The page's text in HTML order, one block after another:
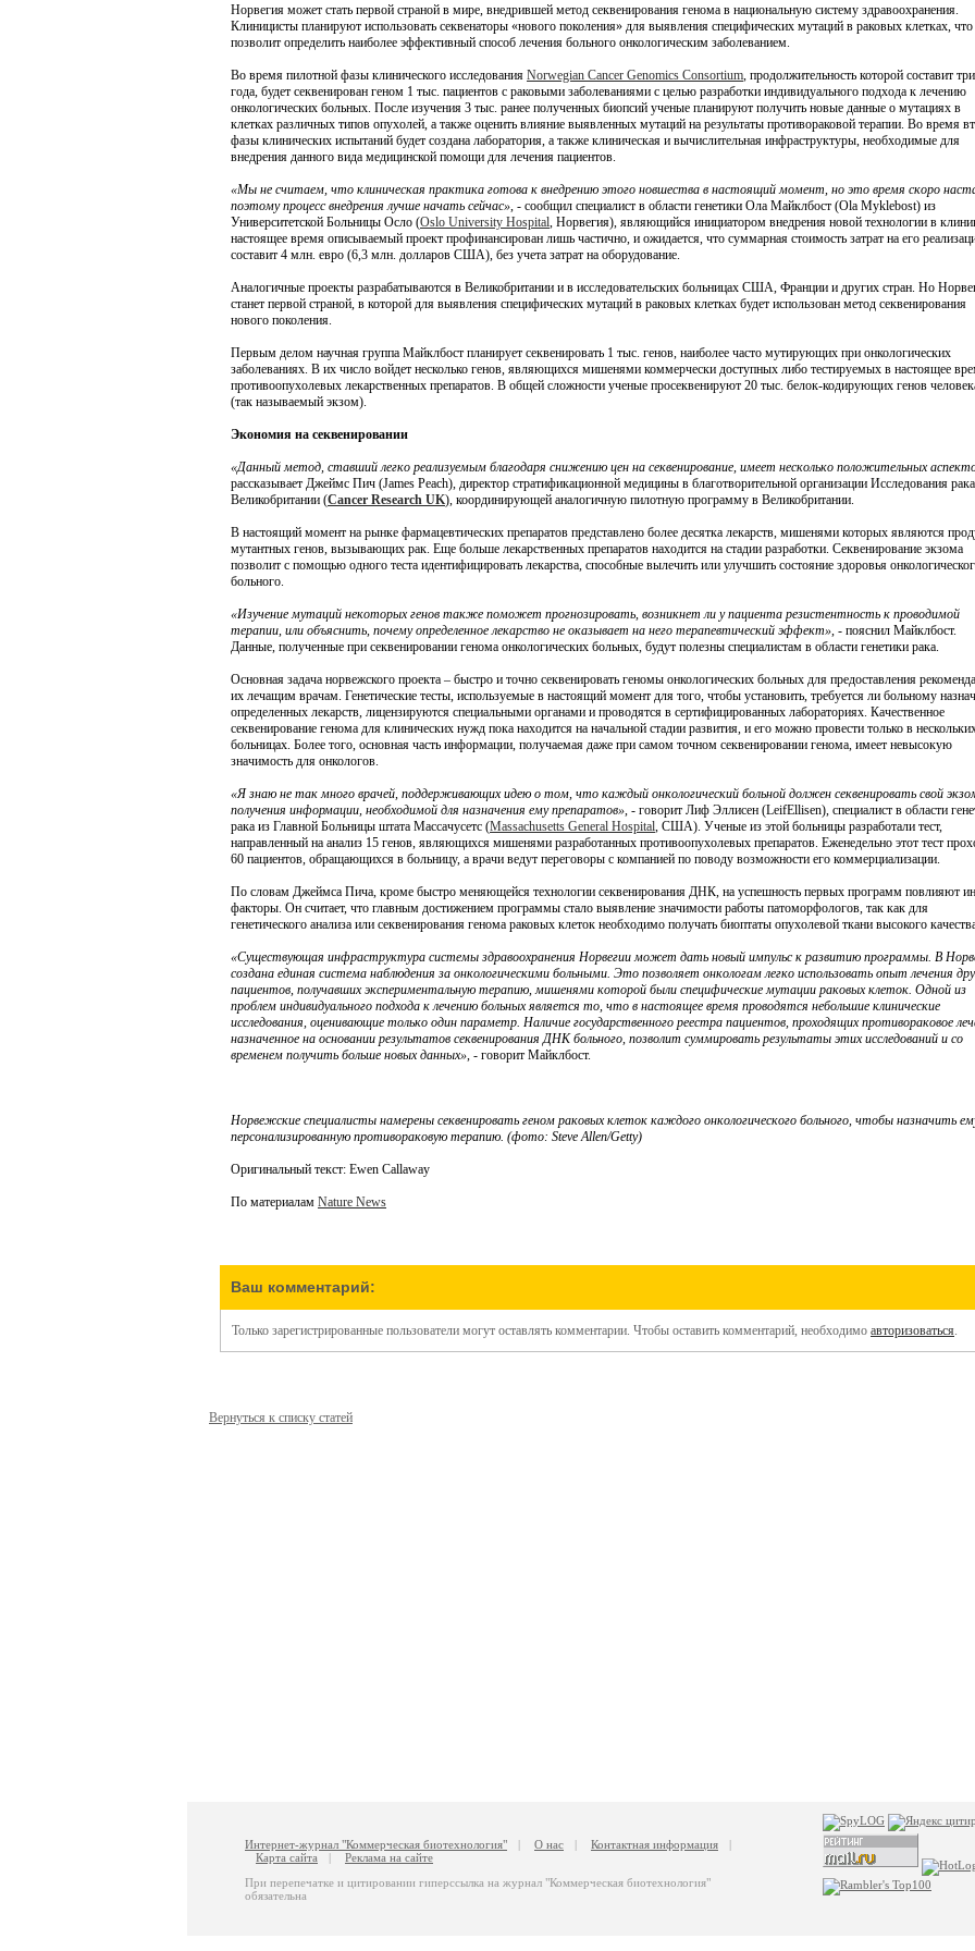
Исследователи разрабатывают
вакцины от рака
Персонализированная медицина возведена в крайнюю степень: противораковые вакцины создаются
каждого пациента в соответствии со специфическими мутациями его опухоли. Первые клинические
испытания позволяют надеяться, что крайность однажды стан...
Биотехнология
секвенированию 2 миллионов геномов
человек в течение следующего десят...
Технологию CRISPR можно использовать для
устойчивости к ВИЧ
человека. Их работа, в которой метод CRISPR использовался на нежизнеспособных эмбрионах,
вторым исследованием, в котором метод генного...
Норвегия может стать первой страной в мире, внедрившей метод секвенирования генома в национальную систему здравоохранения.
Клиницисты планируют использовать секвенаторы «нового поколения» для выявления специфических мутаций в раковых клетках, что
позволит определить наиболее эффективный способ лечения больного онкологическим заболеванием.
Во время пилотной фазы клинического исследования Norwegian Cancer Genomics Consortium, продолжительность которой составит три
года, будет секвенирован геном 1 тыс. пациентов с раковыми заболеваниями с целью разработки индивидуального подхода к лечению
онкологических больных. После изучения 3 тыс. ранее полученных биопсий ученые планируют получить новые данные о мутациях в
клетках различных типов опухолей, а также оценить влияние выявленных мутаций на результаты противораковой терапии. Во время
фазы клинических испытаний будет создана лаборатория, а также клиническая и вычислительная инфраструктуры, необходимые для
внедрения данного вида медицинской помощи для лечения пациентов.
«Мы не считаем, что клиническая практика готова к внедрению этого новшества в настоящий момент, но это время скоро
поэтому процесс внедрения лучше начать сейчас», - сообщил специалист в области генетики Ола Майклбост (Ola Myklebost) из
Университетской Больницы Осло (Oslo University Hospital, Норвегия), являющийся инициатором внедрения новой технологии в
настоящее время описываемый проект профинансирован лишь частично, и ожидается, что суммарная стоимость затрат на его
составит 4 млн. евро (6,3 млн. долларов США), без учета затрат на оборудование.
Аналогичные проекты разрабатываются в Великобритании и в исследовательских больницах США, Франции и других стран. Но
станет первой страной, в которой для выявления специфических мутаций в раковых клетках будет использован метод секвенирования
нового поколения.
Первым делом научная группа Майклбост планирует секвенировать 1 тыс. генов, наиболее часто мутирующих при онкологических
заболеваниях. В их число войдет несколько генов, являющихся мишенями коммерчески доступных либо тестируемых в настоящее
противоопухолевых лекарственных препаратов. В общей сложности ученые просеквенируют 20 тыс. белок-кодирующих генов
(так называемый экзом).
Экономия на секвенировании
«Данный метод, ставший легко реализуемым благодаря снижению цен на секвенирование, имеет несколько положительных
рассказывает Джеймс Пич (James Peach), директор стратификационной медицины в благотворительной организации Исследования
Великобритании (Cancer Research UK), координирующей аналогичную пилотную программу в Великобритании.
В настоящий момент на рынке фармацевтических препаратов представлено более десятка лекарств, мишенями которых являются
мутантных генов, вызывающих рак. Еще больше лекарственных препаратов находится на стадии разработки. Секвенирование экзома
позволит с помощью одного теста идентифицировать лекарства, способные вылечить или улучшить состояние здоровья
больного.
«Изучение мутаций некоторых генов также поможет прогнозировать, возникнет ли у пациента резистентность к проводимой
терапии, или объяснить, почему определенное лекарство не оказывает на него терапевтический эффект», - пояснил Майклбост.
Данные, полученные при секвенировании генома онкологических больных, будут полезны специалистам в области генетики рака.
Основная задача норвежского проекта – быстро и точно секвенировать геномы онкологических больных для предоставления
их лечащим врачам. Генетические тесты, используемые в настоящий момент для того, чтобы установить, требуется ли больному
определенных лекарств, лицензируются специальными органами и проводятся в сертифицированных лабораториях. Качественное
секвенирование генома для клинических нужд пока находится на начальной стадии развития, и его можно провести только в
больницах. Более того, основная часть информации, получаемая даже при самом точном секвенировании генома, имеет невысокую
значимость для онкологов.
«Я знаю не так много врачей, поддерживающих идею о том, что каждый онкологический больной должен секвенировать свой
получения информации, необходимой для назначения ему препаратов», - говорит Лиф Эллисен (LeifEllisen), специалист в области
рака из Главной Больницы штата Массачусетс (Massachusetts General Hospital, США). Ученые из этой больницы разработали тест,
направленный на анализ 15 генов, являющихся мишенями разработанных противоопухолевых препаратов. Еженедельно этот тест
60 пациентов, обращающихся в больницу, а врачи ведут переговоры с компанией по поводу возможности его коммерциализации.
По словам Джеймса Пича, кроме быстро меняющейся технологии секвенирования ДНК, на успешность первых программ повлияют
факторы. Он считает, что главным достижением программы стало выявление значимости работы патоморфологов, так как для
генетического анализа или секвенирования генома раковых клеток необходимо получать биоптаты опухолевой ткани высокого
«Существующая инфраструктура системы здравоохранения Норвегии может дать новый импульс к развитию программы. В
создана единая система наблюдения за онкологическими больными. Это позволяет онкологам легко использовать опыт лечения
пациентов, получавших экспериментальную терапию, мишенями которой были специфические мутации раковых клеток. Одной из
проблем индивидуального подхода к лечению больных является то, что в настоящее время проводятся небольшие клинические
исследования, оценивающие только один параметр. Наличие государственного реестра пациентов, проходящих противораковое
назначенное на основании результатов секвенирования ДНК больного, позволит суммировать результаты этих исследований и со
временем получить больше новых данных», - говорит Майклбост.
Норвежские специалисты намерены секвенировать геном раковых клеток каждого онкологического больного, чтобы назначить
персонализированную противораковую терапию. (фото: Steve Allen/Getty)
Оригинальный текст: Ewen Callaway
По материалам Nature News
Ваш комментарий:
Только зарегистрированные пользователи могут оставлять комментарии. Чтобы оставить комментарий, необходимо авторизоваться.
Вернуться к списку статей
Интернет-журнал "Коммерческая биотехнология" | О нас | Контактная информация
|
Карта сайта
|
Реклама на сайте
При перепечатке и цитировании гиперссылка на журнал "Коммерческая биотехнология"
обязательна